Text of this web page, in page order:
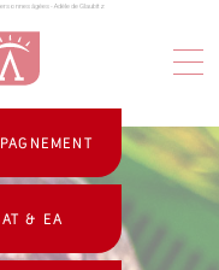
âgées - Adèle de Glaubitz
& EA